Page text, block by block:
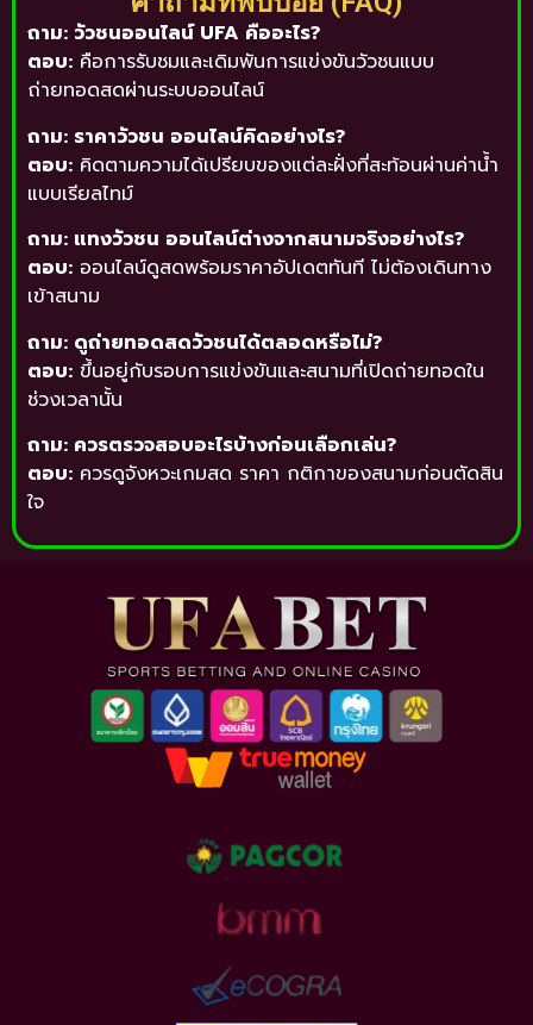
ถาม: วัวชนออนไลน์ UFA คืออะไร?
ตอบ: คือการรับชมและเดิมพันการแข่งขันวัวชนแบบ
ถ่ายทอดสดผ่านระบบออนไลน์
ถาม: ราคาวัวชน ออนไลน์คิดอย่างไร?
ตอบ: คิดตามความได้เปรียบของแต่ละฝั่งที่สะท้อนผ่านค่าน้ำ
แบบเรียลไทม์
ถาม: แทงวัวชน ออนไลน์ต่างจากสนามจริงอย่างไร?
ตอบ: ออนไลน์ดูสดพร้อมราคาอัปเดตทันที ไม่ต้องเดินทาง
เข้าสนาม
ถาม: ดูถ่ายทอดสดวัวชนได้ตลอดหรือไม่?
ตอบ: ขึ้นอยู่กับรอบการแข่งขันและสนามที่เปิดถ่ายทอดใน
ช่วงเวลานั้น
ถาม: ควรตรวจสอบอะไรบ้างก่อนเลือกเล่น?
ตอบ: ควรดูจังหวะเกมสด ราคา กติกาของสนามก่อนตัดสิน
ใจ